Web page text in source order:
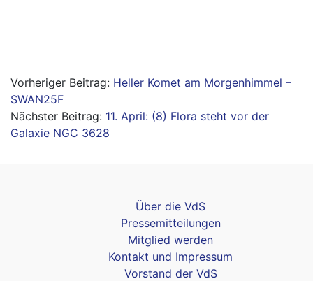
BeitragsnavigationHeller Komet am Morgenhimmel –
SWAN25F
11. April: (8) Flora steht vor der
Galaxie NGC 3628
Über die VdS
Pressemitteilungen
Mitglied werden
Kontakt und Impressum
Vorstand der VdS